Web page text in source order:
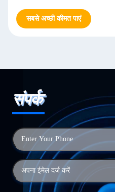
सबसे अच्छी कीमत पाएं
संपर्क